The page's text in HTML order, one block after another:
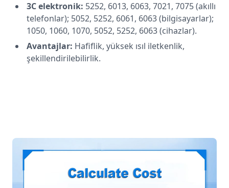
3C elektronik: 5252, 6013, 6063, 7021, 7075 (akıllı
telefonlar); 5052, 5252, 6061, 6063 (bilgisayarlar);
1050, 1060, 1070, 5052, 5252, 6063 (cihazlar).
Avantajlar: Hafiflik, yüksek ısıl iletkenlik,
şekillendirilebilirlik.
Alüminyum sac ve plaka
fiyatlandırması